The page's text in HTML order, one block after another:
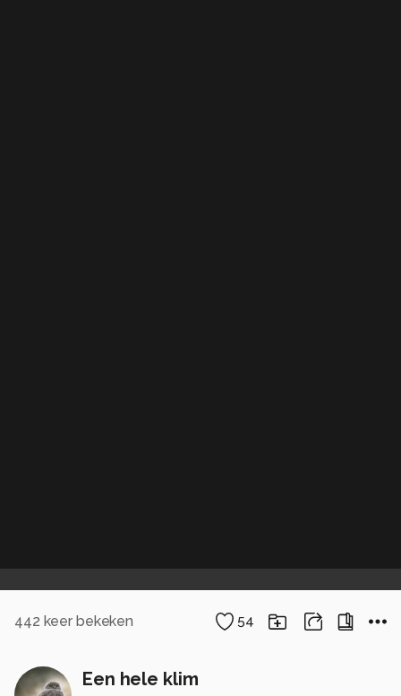
442 keer bekeken 54
Een hele klim